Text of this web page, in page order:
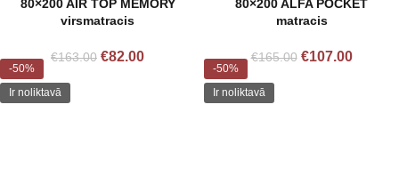
80×200 AIR TOP MEMORY
virsmatracis
€163.00 €82.00
80×200 ALFA POCKET
matracis
€165.00 €107.00
-50%
Ir noliktavā
-50%
Ir noliktavā